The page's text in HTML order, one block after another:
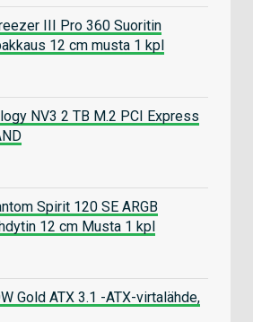
III Pro 360 Suoritin
12 cm musta 1 kpl
NV3 2 TB M.2 PCI Express
Spirit 120 SE ARGB
12 cm Musta 1 kpl
Gold ATX 3.1 -ATX-virtalähde,